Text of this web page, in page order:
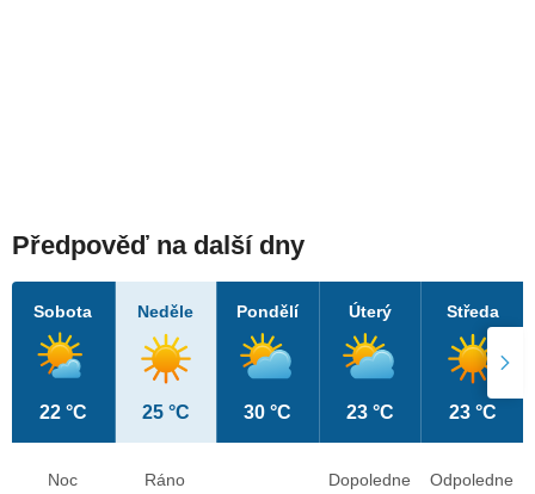
Předpověď na další dny
Sobota
22 °C
Neděle
25 °C
Pondělí
30 °C
Úterý
23 °C
Středa
23 °C
Noc
Ráno
Dopoledne
Odpoledne